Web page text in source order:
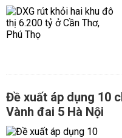
Đề xuất áp dụng 10
Vành đai 5 Hà Nội